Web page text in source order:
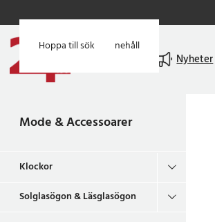
Hoppa till huvudinnehåll
Hoppa till sök
Nyheter
Mode & Accessoarer
Klockor
Solglasögon & Läsglasögon